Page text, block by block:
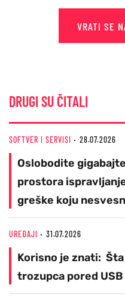
VRATI SE
DRUGI SU ČITALI
SOFTVER I SERVISI 28.07.2026
Oslobodite
prostora
greške koju
UREĐAJI 31.07.2026
Korisno je znati:
trozupca pored